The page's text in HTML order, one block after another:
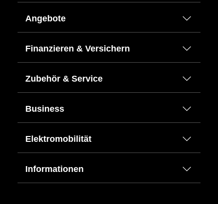
Angebote
Finanzieren & Versichern
Zubehör & Service
Business
Elektromobilität
Informationen